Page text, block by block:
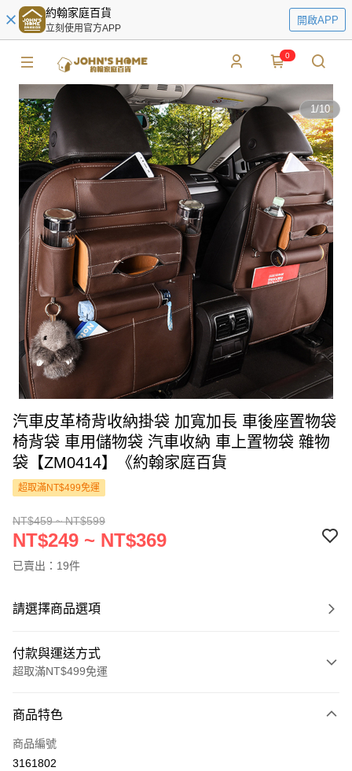
約翰家庭百貨
立刻使用官方APP
開啟APP
0
1/10
汽車皮革椅背收納掛袋 加寬加長 車後座置物袋
椅背袋 車用儲物袋 汽車收納 車上置物袋 雜物
袋【ZM0414】《約翰家庭百貨
超取滿NT$499免運
NT$459 ~ NT$599
NT$249 ~ NT$369
已賣出：19件
請選擇商品選項
付款與運送方式
超取滿NT$499免運
信用卡一次付款
超商取貨付款
商品特色
商品編號
3161802